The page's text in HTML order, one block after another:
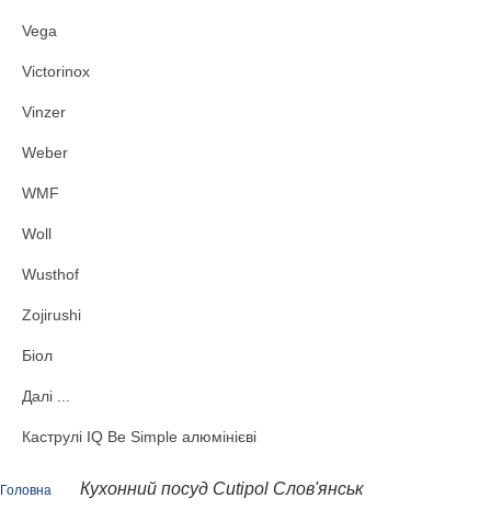
Vega
Victorinox
Vinzer
Weber
WMF
Woll
Wusthof
Zojirushi
Біол
Далі ...
Каструлі IQ Be Simple алюмінієві
Головна Кухонний посуд Cutipol Слов'янськ